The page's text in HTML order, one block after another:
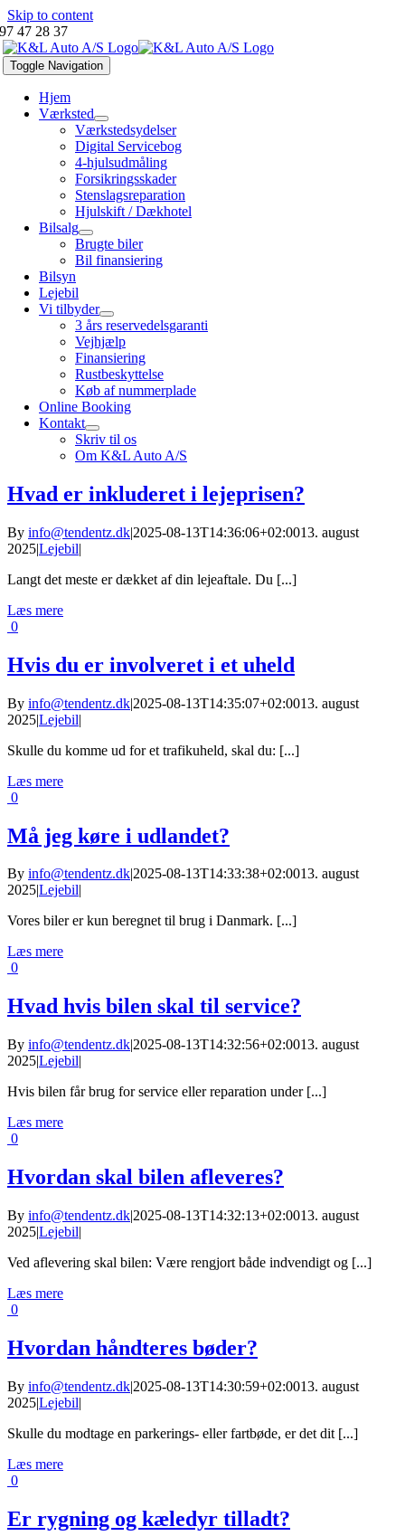
Skip to content
97 47 28 37
Toggle Navigation
Hjem
Værksted
Værkstedsydelser
Digital Servicebog
4-hjulsudmåling
Forsikringsskader
Stenslagsreparation
Hjulskift / Dækhotel
Bilsalg
Brugte biler
Bil finansiering
Bilsyn
Lejebil
Vi tilbyder
3 års reservedelsgaranti
Vejhjælp
Finansiering
Rustbeskyttelse
Køb af nummerplade
Online Booking
Kontakt
Skriv til os
Om K&L Auto A/S
Hvad er inkluderet i lejeprisen?
By info@tendentz.dk|2025-08-13T14:36:06+02:0013. august
2025|Lejebil|
Langt det meste er dækket af din lejeaftale. Du [...]
Læs mere
0
Hvis du er involveret i et uheld
By info@tendentz.dk|2025-08-13T14:35:07+02:0013. august
2025|Lejebil|
Skulle du komme ud for et trafikuheld, skal du: [...]
Læs mere
0
Må jeg køre i udlandet?
By info@tendentz.dk|2025-08-13T14:33:38+02:0013. august
2025|Lejebil|
Vores biler er kun beregnet til brug i Danmark. [...]
Læs mere
0
Hvad hvis bilen skal til service?
By info@tendentz.dk|2025-08-13T14:32:56+02:0013. august
2025|Lejebil|
Hvis bilen får brug for service eller reparation under [...]
Læs mere
0
Hvordan skal bilen afleveres?
By info@tendentz.dk|2025-08-13T14:32:13+02:0013. august
2025|Lejebil|
Ved aflevering skal bilen: Være rengjort både indvendigt og [...]
Læs mere
0
Hvordan håndteres bøder?
By info@tendentz.dk|2025-08-13T14:30:59+02:0013. august
2025|Lejebil|
Skulle du modtage en parkerings- eller fartbøde, er det dit [...]
Læs mere
0
Er rygning og kæledyr tilladt?